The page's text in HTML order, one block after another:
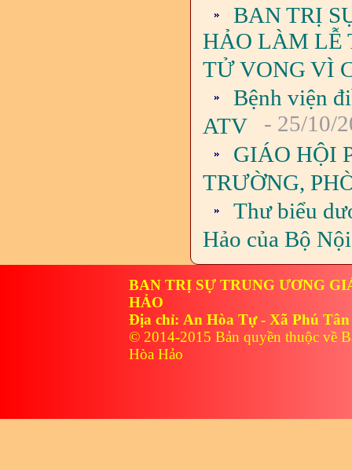
BAN TRỊ
HẢO LÀM LỄ
TỬ VONG VÌ
Bệnh viện
ATV
- 25/10/
GIÁO HỘI
TRƯỜNG,
Thư biểu
Hảo của Bộ
BAN TRỊ SỰ TRUNG ƯƠNG
HẢO
Địa chỉ: An Hòa Tự - Xã Phú
© 2014-2015 Bản quyền thuộc về
Hòa Hảo